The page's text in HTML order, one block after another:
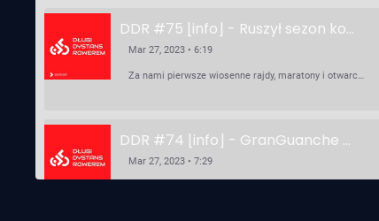
DDR #75 [info] - Ruszył sezon kolarski! Pierwszy Brevet Race Through Poland, Otwarcie sezonu Rajdy Dla Frajdy, Ankieta Rowerowa, przygotowania do Race Around Poland
Mar 27, 2023 • 6:19
Za nami pierwsze wiosenne rajdy, maratony i otwarcia sezonu, choć w Gdańsku zima nie powiedziała jeszcze ostatniego słowa bo właśnie pada śnieg. Linki: ⁠http://watahaultrarace.pl/⁠⁠https://rajdydlafrajdy.pl/⁠https://brevety.pl/brevets⁠⁠https://racearoundpoland.pl/⁠⁠https://granguanche.com/audax/audaxgravel/⁠⁠Ankieta Rowerowa…
DDR #74 [info] - GranGuanche Gravel startuje w piątek! Wataha Ultra Race Wiosna - zaprasza Mateusz Szafraniec. Dwie samochwałki
Mar 27, 2023 • 7:29